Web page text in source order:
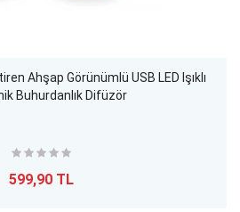
Ahşap Görünümlü USB LED Işıklı
Buhurdanlık Difüzör
599,90 TL